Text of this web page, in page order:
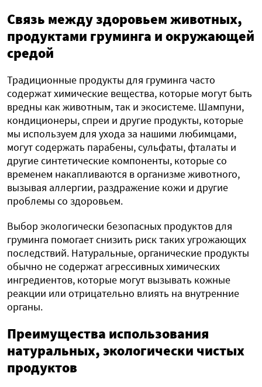
Связь между здоровьем животных,
продуктами груминга и окружающей
средой
Традиционные продукты для груминга часто
содержат химические вещества, которые могут быть
вредны как животным, так и экосистеме. Шампуни,
кондиционеры, спреи и другие продукты, которые
мы используем для ухода за нашими любимцами,
могут содержать парабены, сульфаты, фталаты и
другие синтетические компоненты, которые со
временем накапливаются в организме животного,
вызывая аллергии, раздражение кожи и другие
проблемы со здоровьем.
Выбор экологически безопасных продуктов для
груминга помогает снизить риск таких угрожающих
последствий. Натуральные, органические продукты
обычно не содержат агрессивных химических
ингредиентов, которые могут вызывать кожные
реакции или отрицательно влиять на внутренние
органы.
Преимущества использования
натуральных, экологически чистых
продуктов